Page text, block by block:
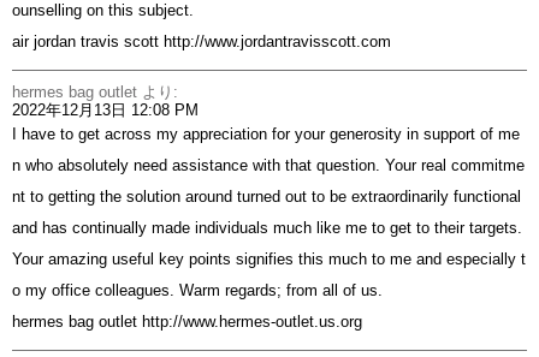
ounselling on this subject.
air jordan travis scott http://www.jordantravisscott.com
hermes bag outlet より:
2022年12月13日 12:08 PM
I have to get across my appreciation for your generosity in support of me
n who absolutely need assistance with that question. Your real commitme
nt to getting the solution around turned out to be extraordinarily functional
and has continually made individuals much like me to get to their targets.
Your amazing useful key points signifies this much to me and especially t
o my office colleagues. Warm regards; from all of us.
hermes bag outlet http://www.hermes-outlet.us.org